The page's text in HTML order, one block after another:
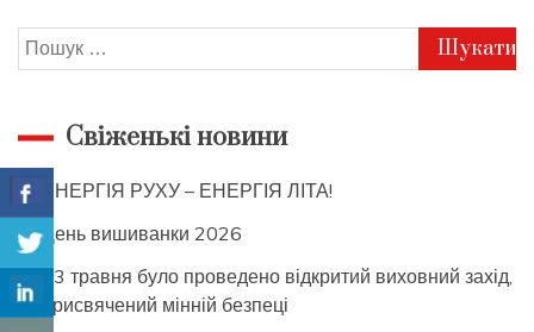
Пошук:
Свіженькі новини
ЕНЕРГІЯ РУХУ – ЕНЕРГІЯ ЛІТА!
День вишиванки 2026
13 травня було проведено відкритий виховний захід,
присвячений мінній безпеці